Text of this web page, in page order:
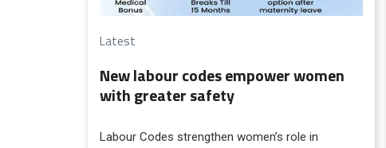
Latest
New labour codes empower women
with greater safety
Labour Codes strengthen women’s role in